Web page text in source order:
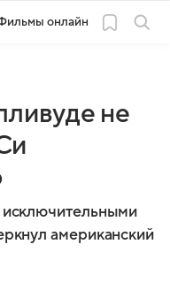
онлайн
не
американский